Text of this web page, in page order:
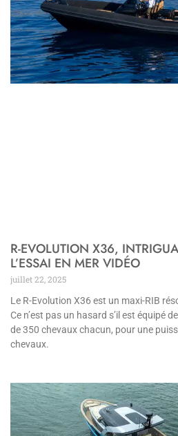
R-EVOLUTION X36,
L’ESSAI EN MER VIDÉO
juillet 22, 2025
Le R-Evolution X36 est un maxi-RIB
Ce n’est pas un hasard s’il est équipé
de 350 chevaux chacun, pour une
chevaux.